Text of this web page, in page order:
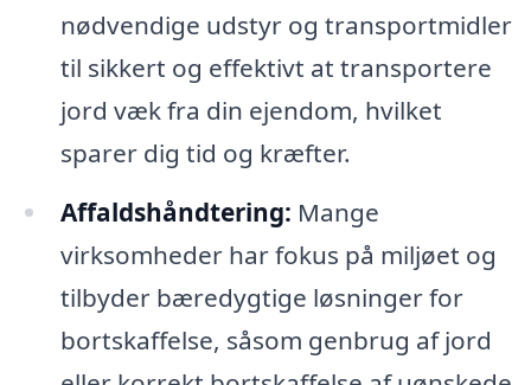
nødvendige udstyr og transportmidler
til sikkert og effektivt at transportere
jord væk fra din ejendom, hvilket
sparer dig tid og kræfter.
Affaldshåndtering: Mange
virksomheder har fokus på miljøet og
tilbyder bæredygtige løsninger for
bortskaffelse, såsom genbrug af jord